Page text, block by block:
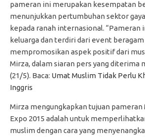
pameran ini merupakan kesempatan
menunjukkan pertumbuhan sektor
kepada ranah internasional. “Pameran
keluarga dan terdiri dari event
mempromosikan aspek positif dari
Mirza, dalam siaran pers yang diterima
(21/5). Baca: Umat Muslim Tidak Perlu
Inggris
Mirza mengungkapkan tujuan
Expo 2015 adalah untuk
muslim dengan cara yang